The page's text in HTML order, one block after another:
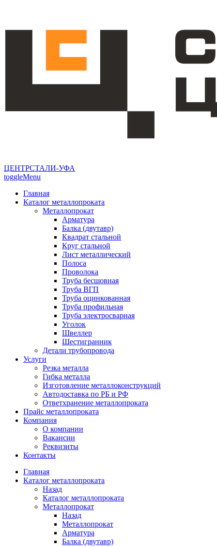
ЦЕНТРСТАЛИ-УФА
toggleMenu
Главная
Каталог металлопроката
Металлопрокат
Арматура
Балка (двутавр)
Квадрат стальной
Круг стальной
Лист металлический
Полоса
Проволока
Труба бесшовная
Труба ВГП
Труба оцинкованная
Труба профильная
Труба электросварная
Уголок
Швеллер
Шестигранник
Детали трубопровода
Услуги
Резка металла
Гибка металла
Изготовление металлоконструкций
Автодоставка по РБ и РФ
Ответхранение металлопроката
Прайс металлопроката
Компания
О компании
Вакансии
Реквизиты
Контакты
Главная
Каталог металлопроката
Назад
Каталог металлопроката
Металлопрокат
Назад
Металлопрокат
Арматура
Балка (двутавр)